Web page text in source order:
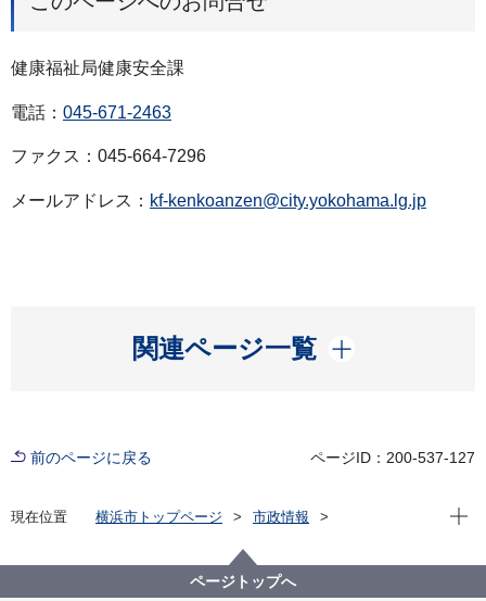
健康福祉局健康安全課
電話： 045-671-2463
ファクス：045-664-7296
メールアドレス： kf-kenkoanzen@city.yokohama.lg.jp
関連ページ一覧
開く
前のページに戻る ページID：200-537-127
現在位置 横浜市トップページ
市政情報
新型コロナウイルス感染症による新たな市内の患者確
認について
現在
ページトップへ